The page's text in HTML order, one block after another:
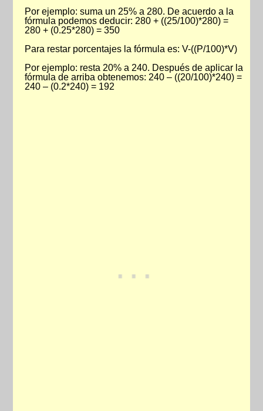
Por ejemplo: suma un 25% a 280. De acuerdo a la
fórmula podemos deducir: 280 + ((25/100)*280) =
280 + (0.25*280) = 350
Para restar porcentajes la fórmula es: V-((P/100)*V)
Por ejemplo: resta 20% a 240. Después de aplicar la
fórmula de arriba obtenemos: 240 – ((20/100)*240) =
240 – (0.2*240) = 192